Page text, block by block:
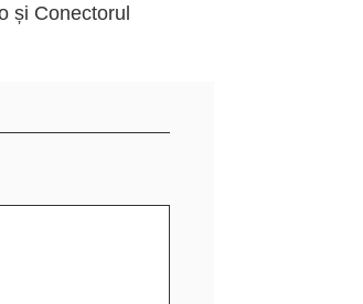
și Conectorul